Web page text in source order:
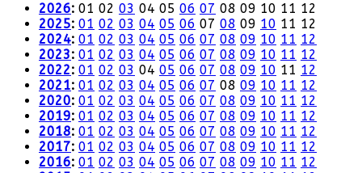
2026: 01 02 03 04 05 06 07 08 09 10 11 12
2025: 01 02 03 04 05 06 07 08 09 10 11 12
2024: 01 02 03 04 05 06 07 08 09 10 11 12
2023: 01 02 03 04 05 06 07 08 09 10 11 12
2022: 01 02 03 04 05 06 07 08 09 10 11 12
2021: 01 02 03 04 05 06 07 08 09 10 11 12
2020: 01 02 03 04 05 06 07 08 09 10 11 12
2019: 01 02 03 04 05 06 07 08 09 10 11 12
2018: 01 02 03 04 05 06 07 08 09 10 11 12
2017: 01 02 03 04 05 06 07 08 09 10 11 12
2016: 01 02 03 04 05 06 07 08 09 10 11 12